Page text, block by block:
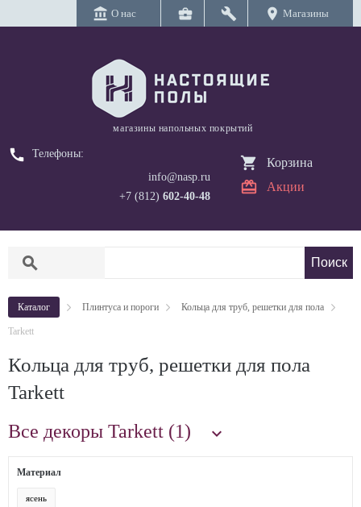
account_balance О нас business_center build location_on Магазины
магазины напольных покрытий
call
Телефоны:
info@nasp.ru
+7 (812) 602-40-48
Корзина
Акции
search
Каталог Плинтуса и пороги Кольца для труб, решетки для пола
Tarkett
Кольца для труб, решетки для пола
Tarkett
Все декоры Tarkett (1) 
Материал
ясень